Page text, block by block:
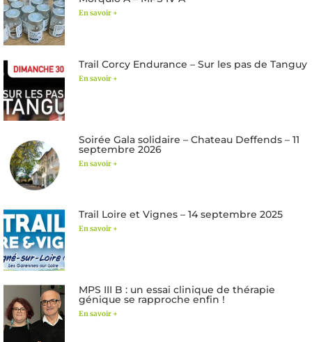
En savoir +
Trail Corcy Endurance – Sur les pas de Tanguy
En savoir +
Soirée Gala solidaire – Chateau Deffends – 11
septembre 2026
En savoir +
Trail Loire et Vignes – 14 septembre 2025
En savoir +
MPS III B : un essai clinique de thérapie
génique se rapproche enfin !
En savoir +